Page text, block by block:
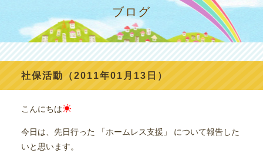
ブログ
社保活動（2011年01月13日）
こんにちは
今日は、先日行った 「ホームレス支援」 について報告した
いと思います。